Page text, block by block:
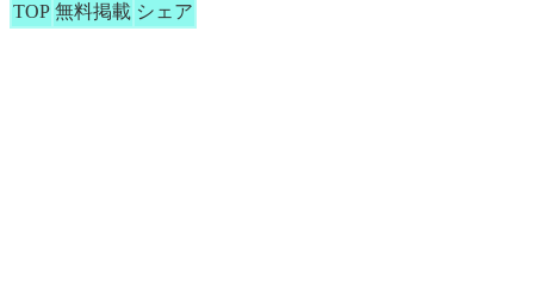
TOP 無料掲載 シェア